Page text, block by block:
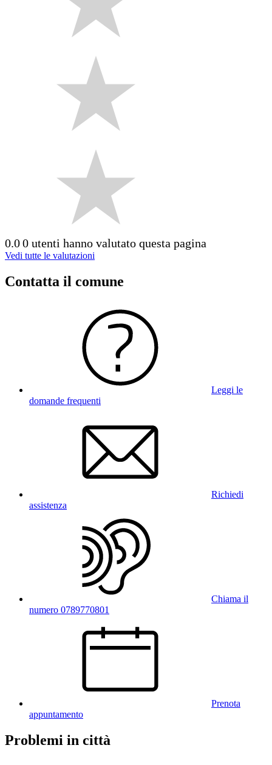
0.00 utenti hanno valutato questa pagina
Vedi tutte le valutazioni
Contatta il comune
Leggi le
domande frequenti
Richiedi
assistenza
Chiama il
numero 0789770801
Prenota
appuntamento
Problemi in città